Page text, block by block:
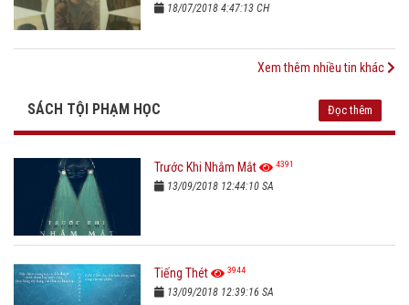
18/07/2018 4:47:13 CH
Xem thêm nhiều tin khác
SÁCH TỘI PHẠM HỌC Đọc thêm
Trước Khi Nhắm Mắt 4391
13/09/2018 12:44:10 SA
Tiếng Thét 3944
13/09/2018 12:39:16 SA